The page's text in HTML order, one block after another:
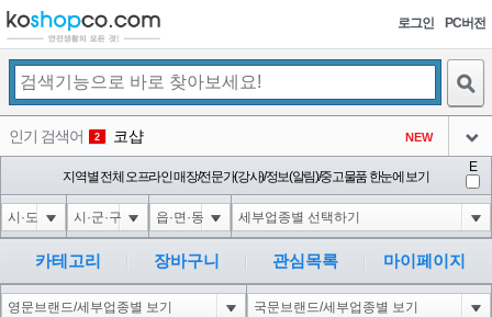
로그인 PC버전
인기 검색어 2 코샵 NEW
3 10'XOR(1*if(now()=sysdate(),sleep(15),0))XOR'Z
아이콘
4 1'||DBMS_PIPE.RECEIVE_MESSAGE(CHR(98)||CHR(98)||CHR(98),15)||'
아이콘
5 1*if(now()=sysdate(),sleep(15),0)
아이콘
2
6 10"XOR(1*if(now()=sysdate(),sleep(15),0))XOR"Z
아이콘
2
지역별 전체 오프라인 매장/전문가(강사)/정보(알림)/중고물품 한눈에 보기
E
카테고리 장바구니 관심목록 마이페이지